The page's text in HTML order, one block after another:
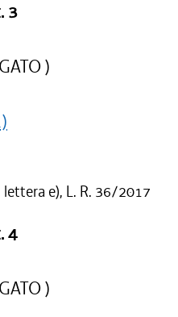
3
)
e), L. R. 36/2017
4
)